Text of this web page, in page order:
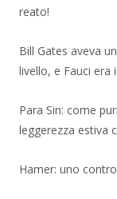
reato!
Bill Gates aveva
livello, e Fauci era
Para Sin: come
leggerezza estiva
Hamer: uno